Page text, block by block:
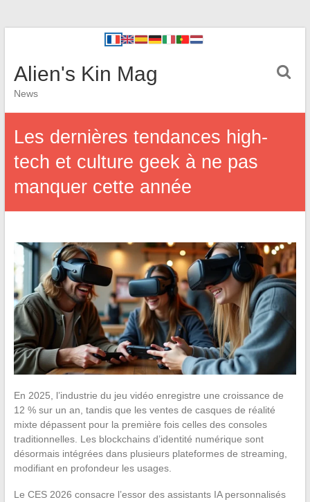
Alien's Kin Mag
News
Les dernières tendances high-
tech et culture geek à ne pas
manquer cette année
En 2025, l’industrie du jeu vidéo enregistre une croissance de
12 % sur un an, tandis que les ventes de casques de réalité
mixte dépassent pour la première fois celles des consoles
traditionnelles. Les blockchains d’identité numérique sont
désormais intégrées dans plusieurs plateformes de streaming,
modifiant en profondeur les usages.
Le CES 2026 consacre l’essor des assistants IA personnalisés